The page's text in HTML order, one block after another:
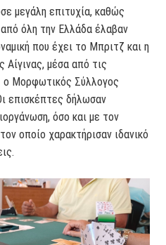
μεγάλη επιτυχία, καθώς
όλη την Ελλάδα έλαβαν
που έχει το Μπριτζ και η
Αίγινας, μέσα από τις
ο Μορφωτικός Σύλλογος
επισκέπτες δήλωσαν
όσο και με τον
οποίο χαρακτήρισαν ιδανικό